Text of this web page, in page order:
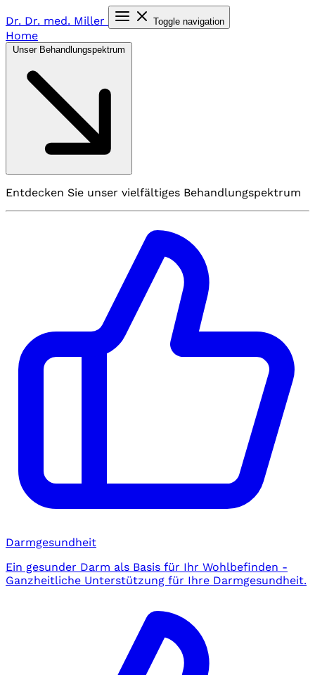
Dr. Dr. med. Miller Toggle navigation
Home
Entdecken Sie unser vielfältiges Behandlungspektrum
Darmgesundheit
Ein gesunder Darm als Basis für Ihr Wohlbefinden -
Ganzheitliche Unterstützung für Ihre Darmgesundheit.